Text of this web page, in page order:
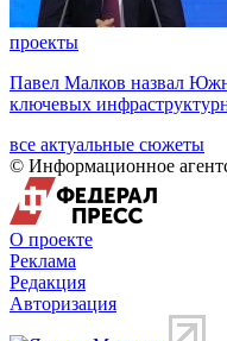
проекты
Павел Малков назвал
ключевых
все актуальные сюжеты
© Информационное
О проекте
Реклама
Редакция
Авторизация